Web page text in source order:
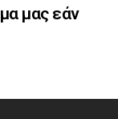
μας εάν